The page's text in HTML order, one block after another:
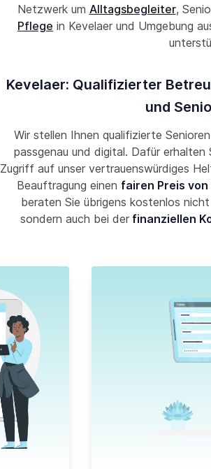
Netzwerk um Alltagsbegleiter,
Pflege in Kevelaer und Umgebung
Kevelaer: Qualifizierter
und
Wir stellen Ihnen qualifizierte
passgenau und digital. Dafür
Zugriff auf unser vertrauenswürdiges
Beauftragung einen fairen Preis
beraten Sie übrigens kostenlos
sondern auch bei der finanziellen